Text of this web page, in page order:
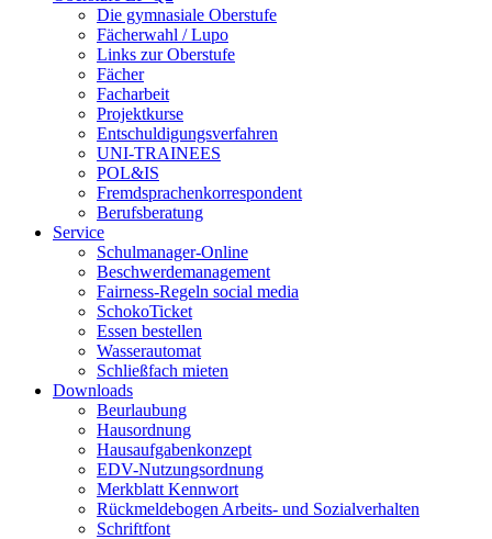
Die gymnasiale Oberstufe
Fächerwahl / Lupo
Links zur Oberstufe
Fächer
Facharbeit
Projektkurse
Entschuldigungsverfahren
UNI-TRAINEES
POL&IS
Fremdsprachenkorrespondent
Berufsberatung
Service
Schulmanager-Online
Beschwerdemanagement
Fairness-Regeln social media
SchokoTicket
Essen bestellen
Wasserautomat
Schließfach mieten
Downloads
Beurlaubung
Hausordnung
Hausaufgabenkonzept
EDV-Nutzungsordnung
Merkblatt Kennwort
Rückmeldebogen Arbeits- und Sozialverhalten
Schriftfont